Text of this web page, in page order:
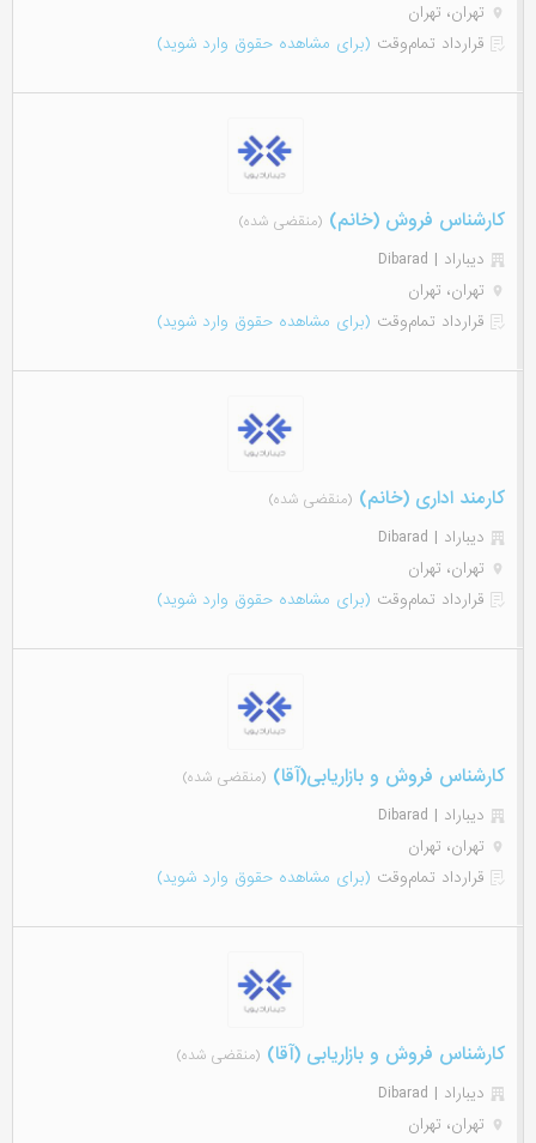
تهران، تهران
قرارداد تمام‌وقت (برای مشاهده حقوق وارد شوید)
کارشناس فروش (خانم) (منقضی شده)
دیباراد | Dibarad
تهران، تهران
قرارداد تمام‌وقت (برای مشاهده حقوق وارد شوید)
کارمند اداری (خانم) (منقضی شده)
دیباراد | Dibarad
تهران، تهران
قرارداد تمام‌وقت (برای مشاهده حقوق وارد شوید)
کارشناس فروش و بازاریابی(آقا) (منقضی شده)
دیباراد | Dibarad
تهران، تهران
قرارداد تمام‌وقت (برای مشاهده حقوق وارد شوید)
کارشناس فروش و بازاریابی (آقا) (منقضی شده)
دیباراد | Dibarad
تهران، تهران